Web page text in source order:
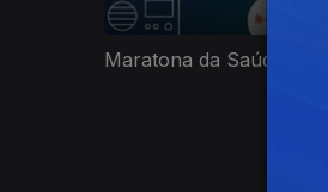
Maratona da Saúde 2020